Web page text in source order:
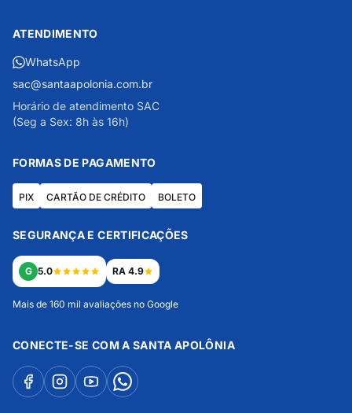
ATENDIMENTO
WhatsApp
sac@santaapolonia.com.br
Horário de atendimento SAC
(Seg a Sex: 8h às 16h)
FORMAS DE PAGAMENTO
PIX CARTÃO DE CRÉDITO BOLETO
SEGURANÇA E CERTIFICAÇÕES
G 5.0 RA 4.9
Mais de 160 mil avaliações no Google
CONECTE-SE COM A SANTA APOLÔNIA